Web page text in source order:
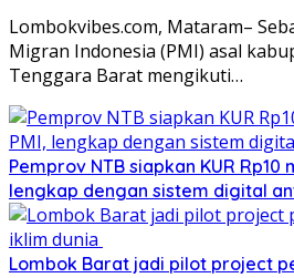
Lombokvibes.com, Mataram–
Migran Indonesia (PMI) asal
Tenggara Barat mengikuti…
Pemprov NTB siapkan KUR Rp10
lengkap dengan sistem digital
Lombok Barat jadi pilot project